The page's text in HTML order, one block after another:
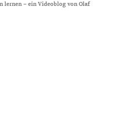
lernen – ein Videoblog von Olaf